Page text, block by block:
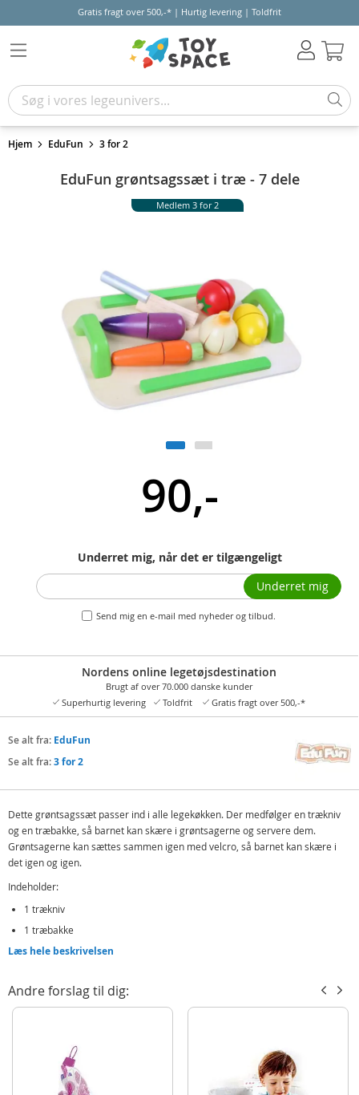
Gratis fragt over 500,-* | Hurtig levering | Toldfrit
Hjem EduFun 3 for 2
EduFun grøntsagssæt i træ - 7 dele
Medlem 3 for 2
90,-
Underret mig, når det er tilgængeligt
Send mig en e-mail med nyheder og tilbud.
Underret mig
Nordens online legetøjsdestination
Brugt af over 70.000 danske kunder
Superhurtig levering
Toldfrit Gratis fragt over 500,-*
Se alt fra: EduFun
Se alt fra:3 for 2
Dette grøntsagssæt passer ind i alle legekøkken. Der medfølger en trækniv
og en træbakke, så barnet kan skære i grøntsagerne og servere dem.
Grøntsagerne kan sættes sammen igen med velcro, så barnet kan skære i
det igen og igen.
Indeholder:
1 trækniv
1 træbakke
5 grøntsager
Produktdetaljer
6942397343084
Læs hele beskrivelsen
Andre forslag til dig: